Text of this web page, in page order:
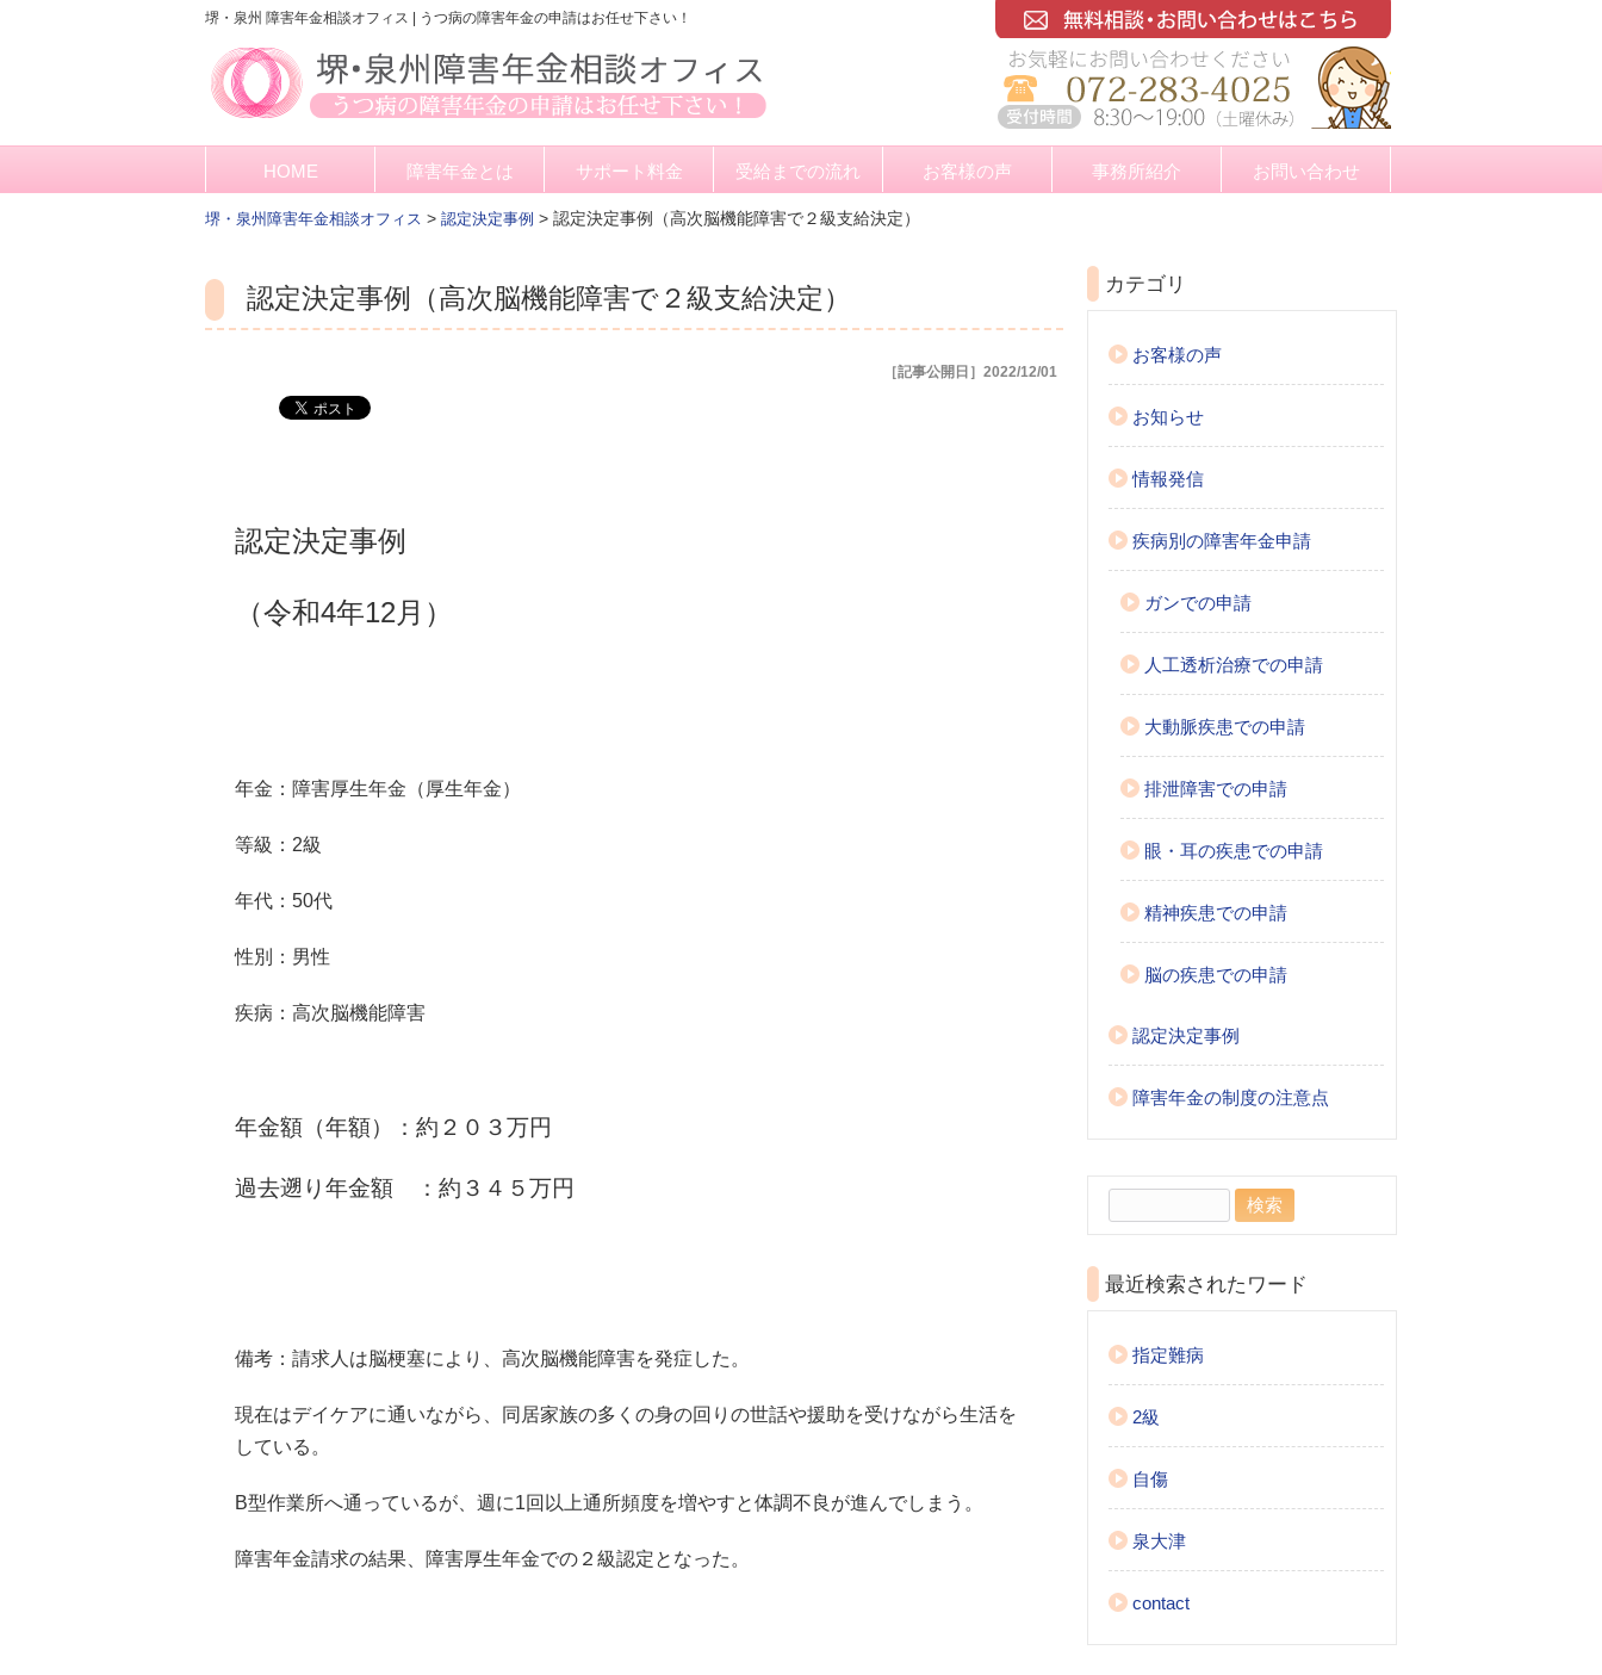
堺・泉州 障害年金相談オフィス | うつ病の障害年金の申請はお任せ下さい！
HOME 障害年金とは サポート料金 受給までの流れ お客様の声 事務所紹介 お問い合わせ
堺・泉州障害年金相談オフィス > 認定決定事例 > 認定決定事例（高次脳機能障害で２級支給決定）
認定決定事例（高次脳機能障害で２級支給決定）
［記事公開日］2022/12/01
認定決定事例
（令和4年12月）
年金：障害厚生年金（厚生年金）
等級：2級
年代：50代
性別：男性
疾病：高次脳機能障害
年金額（年額）： 約２０３万円
過去遡り年金額 ：約３４５万円
備考：請求人は脳梗塞により、高次脳機能障害を発症した。
現在はデイケアに通いながら、同居家族の多くの身の回りの世話や援助を受けながら生活を
している。
B型作業所へ通っているが、週に1回以上通所頻度を増やすと体調不良が進んでしまう。
障害年金請求の結果、障害厚生年金での２級認定となった。
カテゴリ
お客様の声
お知らせ
情報発信
疾病別の障害年金申請
ガンでの申請
人工透析治療での申請
大動脈疾患での申請
排泄障害での申請
眼・耳の疾患での申請
精神疾患での申請
脳の疾患での申請
認定決定事例
障害年金の制度の注意点
最近検索されたワード
指定難病
2級
自傷
泉大津
contact